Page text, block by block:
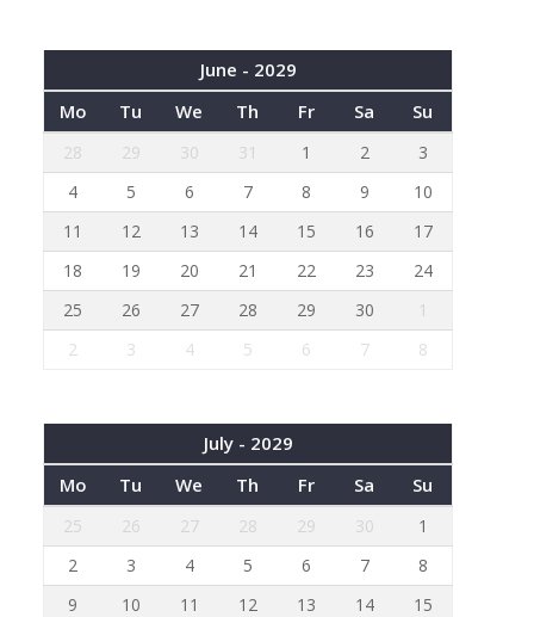
June - 2029
Mo
Tu We Th Fr Sa Su
28 29 30 31 1 2
3
4
5 6 7 8 9
10
11
12 13 14 15 16
17
18
19 20 21 22 23
24
25
26 27 28 29 30
1
2
3 4 5 6 7 8
July - 2029
Mo
Tu We Th Fr Sa Su
25 26 27 28 29 30
1
2
3 4 5 6 7
8
9
10 11 12 13 14
15